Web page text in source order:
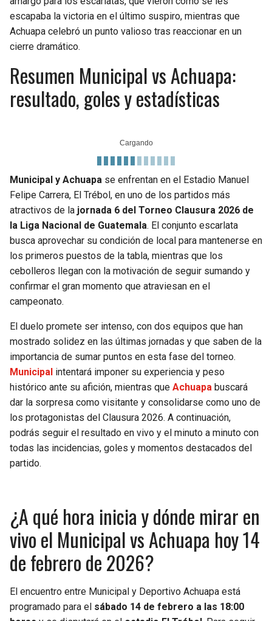
escapaba la victoria en el último suspiro, mientras que
Achuapa celebró un punto valioso tras reaccionar en un
cierre dramático.
Resumen Municipal vs Achuapa:
resultado, goles y estadísticas
Municipal y Achuapa se enfrentan en el Estadio Manuel
Felipe Carrera, El Trébol, en uno de los partidos más
atractivos de la jornada 6 del Torneo Clausura 2026 de
la Liga Nacional de Guatemala. El conjunto escarlata
busca aprovechar su condición de local para mantenerse en
los primeros puestos de la tabla, mientras que los
cebolleros llegan con la motivación de seguir sumando y
confirmar el gran momento que atraviesan en el
campeonato.
El duelo promete ser intenso, con dos equipos que han
mostrado solidez en las últimas jornadas y que saben de la
importancia de sumar puntos en esta fase del torneo.
Municipal intentará imponer su experiencia y peso
histórico ante su afición, mientras que Achuapa buscará
dar la sorpresa como visitante y consolidarse como uno de
los protagonistas del Clausura 2026. A continuación,
podrás seguir el resultado en vivo y el minuto a minuto con
todas las incidencias, goles y momentos destacados del
partido.
¿A qué hora inicia y dónde mirar en
vivo el Municipal vs Achuapa hoy 14
de febrero de 2026?
El encuentro entre Municipal y Deportivo Achuapa está
programado para el sábado 14 de febrero a las 18:00